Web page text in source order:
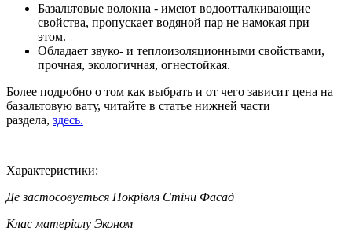
Базальтовые волокна - имеют водоотталкивающие
свойства, пропускает водяной пар не намокая при
этом.
Обладает звуко- и теплоизоляционными свойствами,
прочная, экологичная, огнестойкая.
Более подробно о том как выбрать и от чего зависит цена на
базальтовую вату, читайте в статье нижней части
раздела, здесь.
Характеристики:
Де застосовується Покрівля Стіни Фасад
Клас матеріалу Эконом